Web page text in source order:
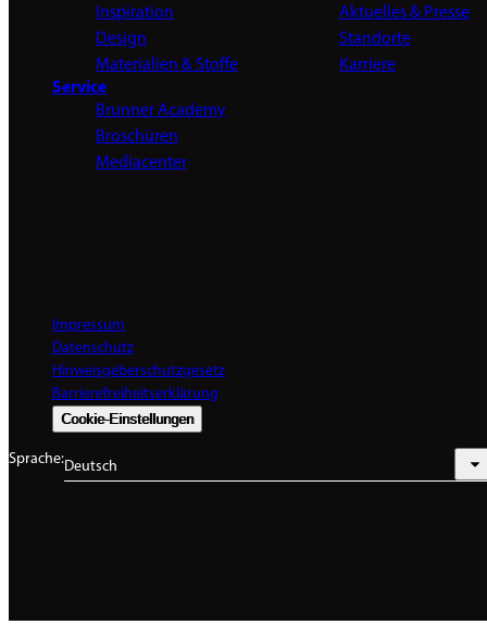
Inspiration
Design
Materialien & Stoffe
Aktuelles & Presse
Standorte
Karriere
Service
Brunner Academy
Broschüren
Mediacenter
Impressum
Datenschutz
Hinweisgeberschutzgesetz
Barrierefreiheitserklärung
Cookie-Einstellungen
Sprache:Deutsch